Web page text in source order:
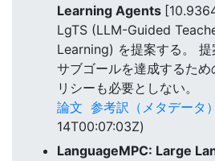
Learning Agents
LgTS (LLM-Guided
Learning) を提案する。 提
サブゴールを達成するた
リシーも必要としない。
論文 参考訳（メタデータ）
14T00:07:03Z)
LanguageMPC: Large